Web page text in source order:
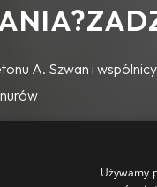
A. Szwan i
Używamy